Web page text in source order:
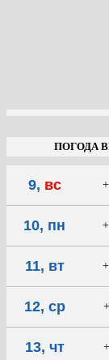
ПОГОДА
9, вс
10, пн
11, вт
12, ср
13, чт